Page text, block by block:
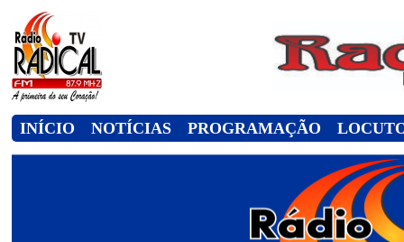
INÍCIO NOTÍCIAS PROGRAMAÇÃO